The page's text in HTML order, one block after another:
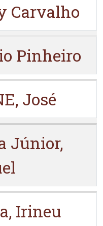
Carvalho
Pinheiro
José
Júnior,
Irineu